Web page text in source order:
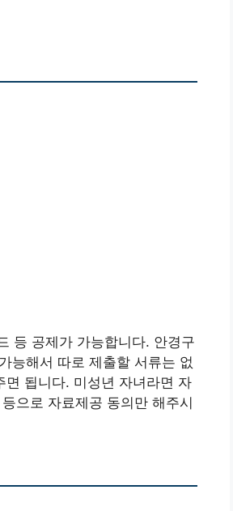
등 공제가 가능합니다. 안경구
능해서 따로 제출할 서류는 없
됩니다. 미성년 자녀라면 자
으로 자료제공 동의만 해주시